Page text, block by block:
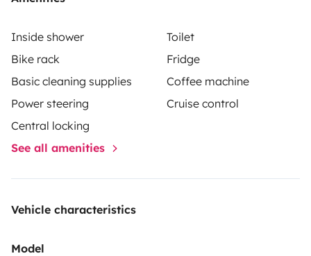
ouest avec pour futur de découvrir le reste de la
famille de 4 ( 2 adultes et 2 petits bouts 5 ans et 1 ans
)Vous pouvez laissez votre véhicule dans notre jardin
Inside shower
Toilet
Bike rack
Fridge
Basic cleaning supplies
Coffee machine
Power steering
Cruise control
Central locking
See all amenities
Vehicle characteristics
Model